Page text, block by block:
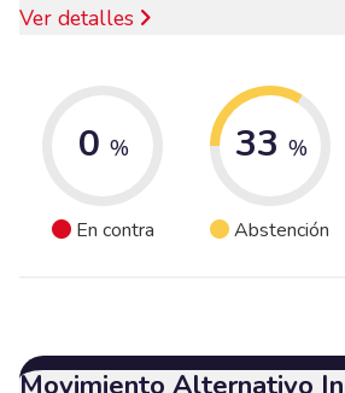
Ver detalles
0 %
En contra
33 %
Abstención
Movimiento Alternativo